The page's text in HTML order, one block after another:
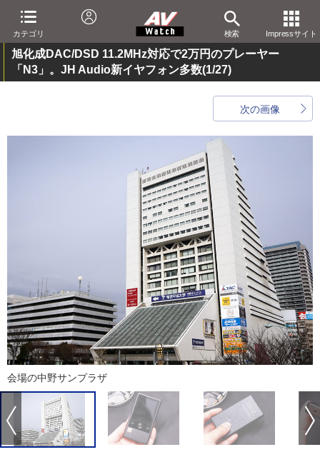
カテゴリ 検索 Impressサイト
旭化成DAC/DSD 11.2MHz対応で2万円のプレーヤー
「N3」。JH Audio新イヤフォン多数(1/27)
次の画像
会場の中野サンプラザ